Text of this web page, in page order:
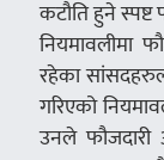
कटौति हुने स्पष्ट
नियमावलीमा
रहेका
गरिएको
उनले फौजदारी